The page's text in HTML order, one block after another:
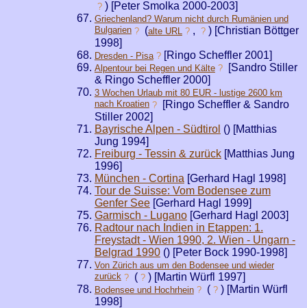
? ) [Peter Smolka 2000-2003]
Griechenland? Warum nicht durch Rumänien und
Bulgarien? (alte URL ? , ? ) [Christian Böttger
1998]
Dresden - Pisa? [Ringo Scheffler 2001]
Alpentour bei Regen und Kälte?
[Sandro Stiller
& Ringo Scheffler 2000]
3 Wochen Urlaub mit 80 EUR - lustige 2600 km
nach Kroatien?
[Ringo Scheffler & Sandro
Stiller 2002]
Bayrische Alpen - Südtirol () [Matthias
Jung 1994]
Freiburg - Tessin & zurück[Matthias Jung
1996]
München - Cortina [Gerhard Hagl 1998]
Tour de Suisse: Vom Bodensee zum
Genfer See[Gerhard Hagl 1999]
Garmisch - Lugano[Gerhard Hagl 2003]
Radtour nach Indien in Etappen: 1.
Freystadt - Wien 1990, 2. Wien - Ungarn -
Belgrad 1990() [Peter Bock 1990-1998]
Von Zürich aus um den Bodensee und wieder
zurück? (? ) [Martin Würfl 1997]
Bodensee und Hochrhein? (? ) [Martin Würfl
1998]